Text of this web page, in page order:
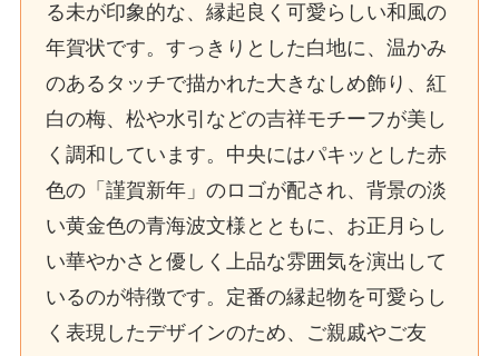
る未が印象的な、縁起良く可愛らしい和風の
年賀状です。すっきりとした白地に、温かみ
のあるタッチで描かれた大きなしめ飾り、紅
白の梅、松や水引などの吉祥モチーフが美し
く調和しています。中央にはパキッとした赤
色の「謹賀新年」のロゴが配され、背景の淡
い黄金色の青海波文様とともに、お正月らし
い華やかさと優しく上品な雰囲気を演出して
いるのが特徴です。定番の縁起物を可愛らし
く表現したデザインのため、ご親戚やご友